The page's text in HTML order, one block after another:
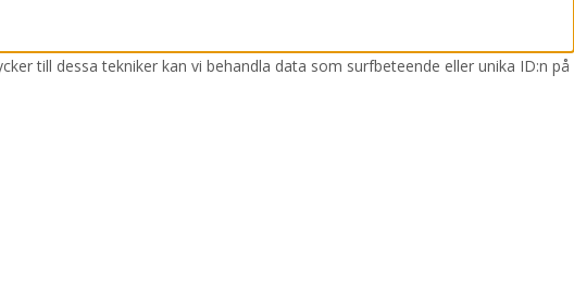
till dessa tekniker kan vi behandla data som surfbeteende eller unika ID:n på